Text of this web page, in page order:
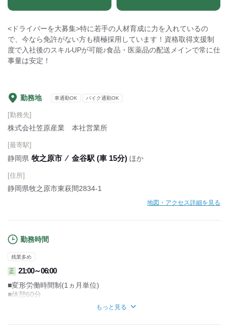
<ドライバーを大募集>特に若手の人材育成に力を入れているの
で、今なら免許がない方も積極採用しています！資格取得支援制
度で入社後のスキルUPが可能♪食品・医薬品の配送メインで常に仕
事量は安定！
勤務地 車通勤OK バイク通勤OK
[勤務先]
株式会社笠原産業 本社営業所
[最寄駅]
静岡県 牧之原市 ⁄ 金谷駅 (車 15分) ほか
[住所]
静岡県牧之原市東萩間2834-1
地図・アクセス詳細を見る
勤務時間
残業多め
正 21:00～06:00
■変形労働時間制(1ヵ月単位)
■休憩60分
■勤務時間は応相談(詳細は面接時に説明します)
■残業月平均50時間（※36協定あり）
もっと見る